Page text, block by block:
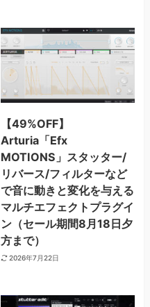
【49%OFF】
Arturia「Efx
MOTIONS」スタッター/
リバース/フィルターなど
で音に動きと変化を与える
マルチエフェクトプラグイ
ン（セール期間8月18日夕
方まで）
2026年7月22日